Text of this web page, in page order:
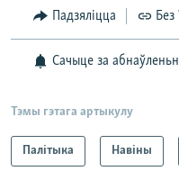
Падзяліцца Без
Сачыце за
Тэмы гэтага артыкулу
Палітыка Навіны